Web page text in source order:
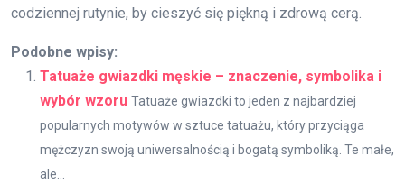
codziennej rutynie, by cieszyć się piękną i zdrową cerą.
Podobne wpisy:
Tatuaże gwiazdki męskie – znaczenie, symbolika i
wybór wzoru Tatuaże gwiazdki to jeden z najbardziej
popularnych motywów w sztuce tatuażu, który przyciąga
mężczyzn swoją uniwersalnością i bogatą symboliką. Te małe,
ale...